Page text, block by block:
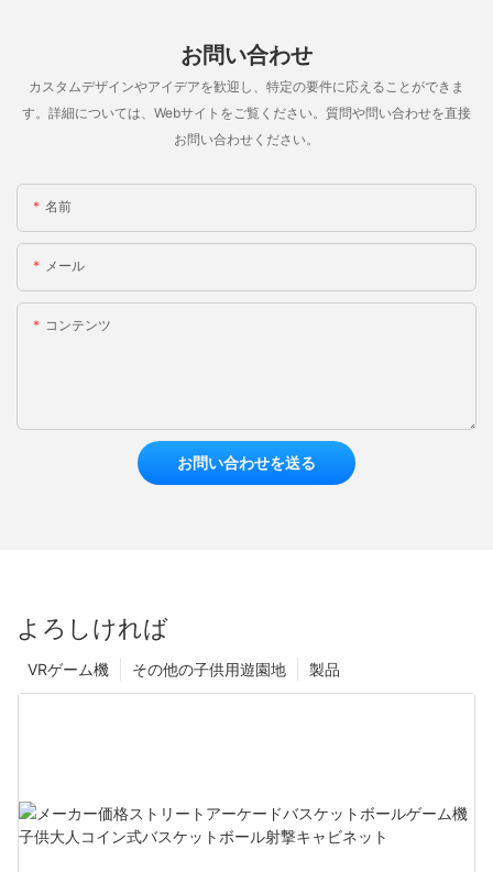
お問い合わせ
カスタムデザインやアイデアを歓迎し、特定の要件に応えることができま
す。詳細については、Webサイトをご覧ください。質問や問い合わせを直接
お問い合わせください。
名前
メール
コンテンツ
お問い合わせを送る
よろしければ
製品
その他の子供用遊園地
VRゲーム機